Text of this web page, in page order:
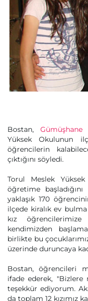
Bostan, Gümüşhane
Yüksek Okulunun
öğrencilerin
çıktığını söyledi.
Torul Meslek
öğretime
yaklaşık 170
ilçede kiralık ev
kız
kendimizden
birlikte bu
üzerinde duruncaya
Bostan, öğrencileri
ifade ederek,
teşekkür ediyorum.
da toplam 12 kızımız